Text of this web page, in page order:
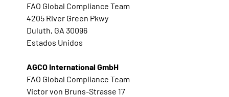
FAO Global Compliance Team
4205 River Green Pkwy
Duluth, GA 30096
Estados Unidos
AGCO International GmbH
FAO Global Compliance Team
Victor von Bruns-Strasse 17